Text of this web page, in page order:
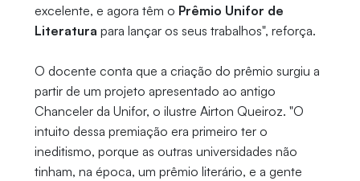
excelente, e agora têm o Prêmio Unifor de
Literatura para lançar os seus trabalhos", reforça.
O docente conta que a criação do prêmio surgiu a
partir de um projeto apresentado ao antigo
Chanceler da Unifor, o ilustre Airton Queiroz. "O
intuito dessa premiação era primeiro ter o
ineditismo, porque as outras universidades não
tinham, na época, um prêmio literário, e a gente